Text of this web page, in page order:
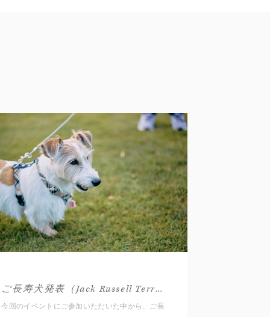
ご長寿犬発表（Jack Russell Terrier 2025秋）
今回のイベントにご参加いただいた中から、ご長